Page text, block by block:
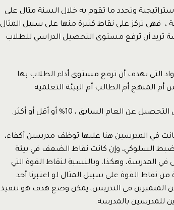
وتحدد ما تقوم به خلال السنة مثال على
، فهى تركز على نقاط كثيرة منها على سبيل المثال
تريد أن ترفع مستوى التحصيل الدراسي للطلاب
التي تهدف أن ترفع مستوى أداء الطلاب بها
المنهج أم الطالب أم البيئة التعلمية.
السابق ، 10% أو أقل أو أكثر.
في المدرسين هنا عليها توظف مدرسين أكفاء،
السلوكي، وإن كانت نقاط الضعف في بيئة
المدرسة، وهكذا، وبالنسبة لنقاط القوة التي
نقاط القوة على سبيل المثال لو اعتبرنا أحد
في التدريس، يمكن وضع هدف هو تنفيذ
للمدرسين بالمدرسة.